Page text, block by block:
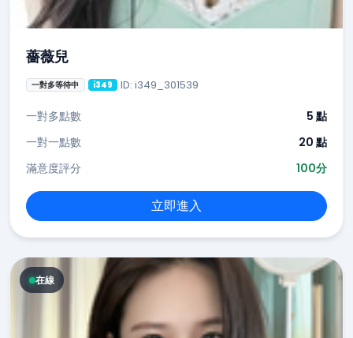
薔薇兒
一對多等待中 i349 ID: i349_301539
一對多點數
5 點
一對一點數
20 點
滿意度評分
100分
立即進入
在線